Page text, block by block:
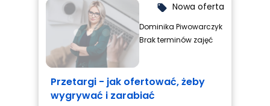
local_offer Nowa oferta
Dominika Piwowarczyk
Brak terminów zajęć
Przetargi - jak ofertować, żeby
wygrywać i zarabiać